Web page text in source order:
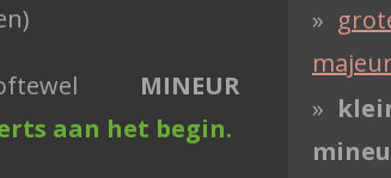
MINEUR
aan het begin.